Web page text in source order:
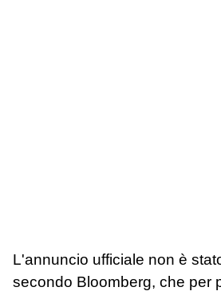
L'annuncio ufficiale non è
secondo Bloomberg, che per